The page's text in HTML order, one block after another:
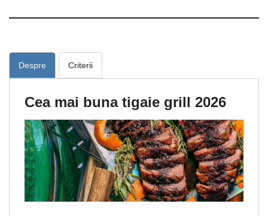
Despre Criterii
Cea mai buna tigaie grill 2026